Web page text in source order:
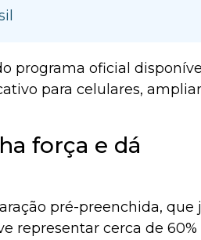
programa oficial
para celulares,
força e dá
pré-preenchida, que
representar cerca de 60%